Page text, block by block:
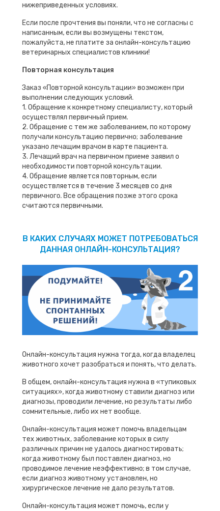
нижеприведенных условиях.
Если после прочтения вы поняли, что не согласны с
написанным, если вы возмущены текстом,
пожалуйста, не платите за онлайн-консультацию
ветеринарных специалистов клиники!
Повторная консультация
Заказ «Повторной консультации» возможен при
выполнении следующих условий.
1. Обращение к конкретному специалисту, который
осуществлял первичный прием.
2. Обращение с тем же заболеванием, по которому
получали консультацию первично; заболевание
указано лечащим врачом в карте пациента.
3. Лечащий врач на первичном приеме заявил о
необходимости повторной консультации.
4. Обращение является повторным, если
осуществляется в течение 3 месяцев со дня
первичного. Все обращения позже этого срока
считаются первичными.
В КАКИХ СЛУЧАЯХ МОЖЕТ ПОТРЕБОВАТЬСЯ
ДАННАЯ ОНЛАЙН-КОНСУЛЬТАЦИЯ?
Онлайн-консультация нужна тогда, когда владелец
животного хочет разобраться и понять, что делать.
В общем, онлайн-консультация нужна в «тупиковых
ситуациях», когда животному ставили диагноз или
диагнозы, проводили лечение, но результаты либо
сомнительные, либо их нет вообще.
Онлайн-консультация может помочь владельцам
тех животных, заболевание которых в силу
различных причин не удалось диагностировать;
когда животному был поставлен диагноз, но
проводимое лечение неэффективно; в том случае,
если диагноз животному установлен, но
хирургическое лечение не дало результатов.
Онлайн-консультация может помочь, если у